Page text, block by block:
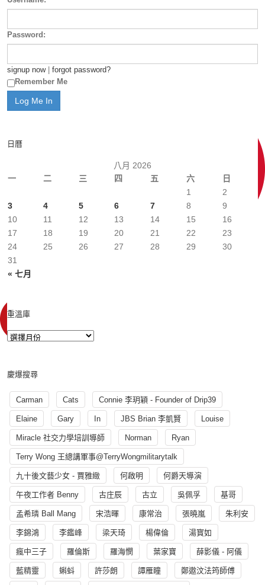
Password:
signup now| forgot password?
Remember Me
日曆
八月 2026
一
二 三 四 五 六 日
« 七月
1
2
3
4 5 6 7 8
9
10
11 12 13 14 15
16
17
18 19 20 21 22
23
24
25 26 27 28 29
30
31
重溫庫
慶爆搜尋
Carman Cats Connie 李玥穎 - Founder of Drip39
Elaine Gary In JBS Brian 李凱賢 Louise
Miracle 社交力學培訓導師 Norman Ryan
Terry Wong 王總講軍事@TerryWongmilitarytalk
九十後文藝少女 - 賈雅緻 何啟明 何爵天導演
午夜工作者 Benny 古庄辰 古立 吳佩孚 基哥
孟希璘 Ball Mang 宋浩暉 康常治 張曉嵐 朱利安
李錦鴻 李鑑峰 梁天琦 楊偉倫 湯寳如
瘋中三子 羅倫斯 羅海憫 葉家寶 薛影儀 - 阿儀
藍精靈 蝌蚪 許莎朗 譚雁瞳 鄭遨汶法筠師傅